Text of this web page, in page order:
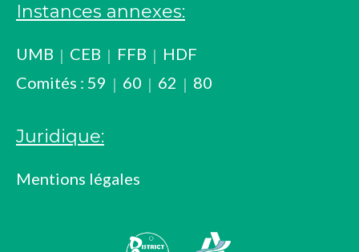
Instances annexes:
UMB CEB FFB
HDF
Comités : 59 60 62 80
Juridique:
Mentions légales